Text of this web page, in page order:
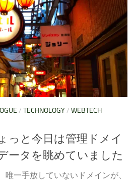
/ TECHNOLOGY/ WEBTECH
っと今日は管理ドメイ
ータを眺めていました
一手放していないドメインが、